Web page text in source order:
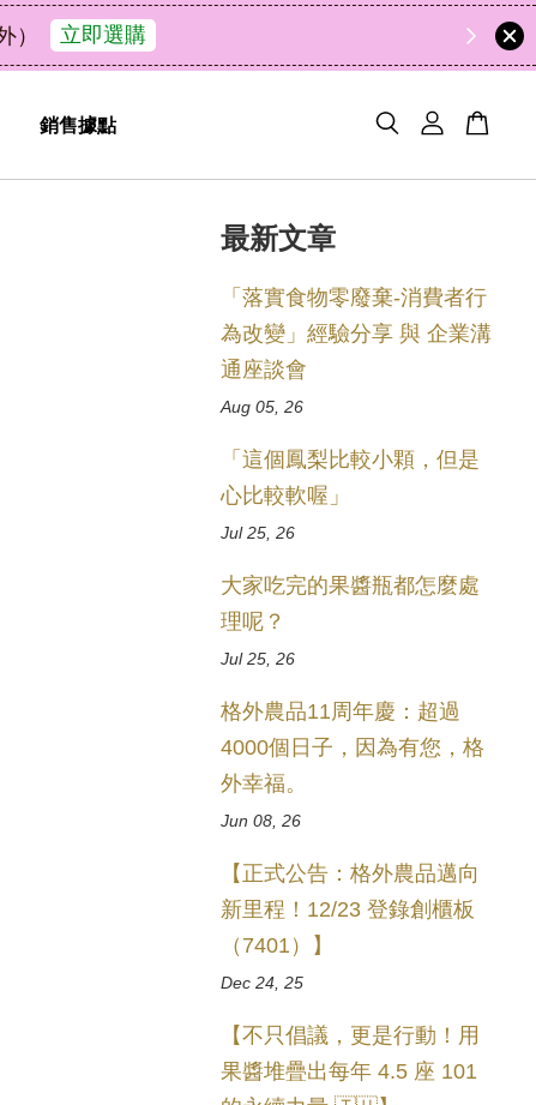
49 0
小時
28
分鐘
6
秒
銷售據點
最新文章
「落實食物零廢棄-消費者行
為改變」經驗分享 與 企業溝
通座談會
Aug 05, 26
「這個鳳梨比較小顆，但是
心比較軟喔」
Jul 25, 26
大家吃完的果醬瓶都怎麼處
理呢？
Jul 25, 26
格外農品11周年慶：超過
4000個日子，因為有您，格
外幸福。
Jun 08, 26
【正式公告：格外農品邁向
新里程！12/23 登錄創櫃板
（7401）】
Dec 24, 25
【不只倡議，更是行動！用
果醬堆疊出每年 4.5 座 101